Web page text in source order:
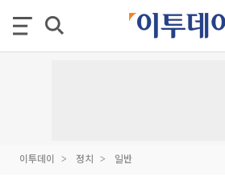
이투데이 정치 일반